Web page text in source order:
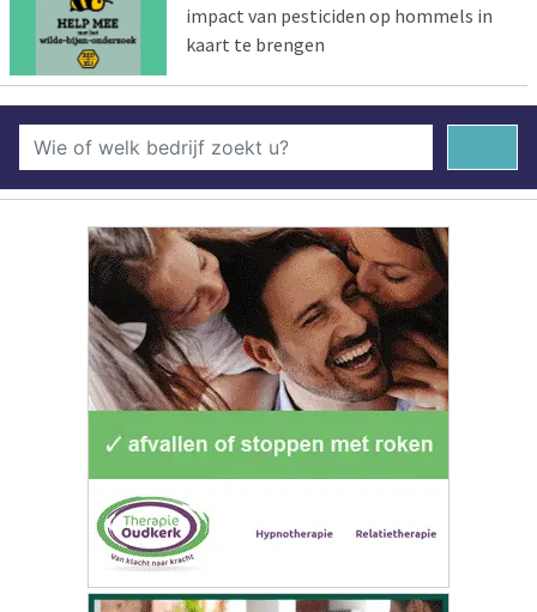
impact van pesticiden op hommels in
kaart te brengen